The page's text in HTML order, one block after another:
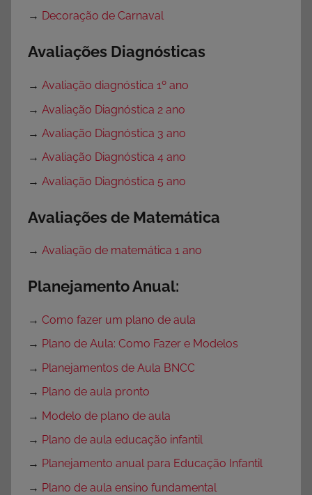
→ Decoração de Carnaval
Avaliações Diagnósticas
→ Avaliação diagnóstica 1º ano
→ Avaliação Diagnóstica 2 ano
→ Avaliação Diagnóstica 3 ano
→ Avaliação Diagnóstica 4 ano
→ Avaliação Diagnóstica 5 ano
Avaliações de Matemática
→ Avaliação de matemática 1 ano
Planejamento Anual:
→ Como fazer um plano de aula
→ Plano de Aula: Como Fazer e Modelos
→ Planejamentos de Aula BNCC
→ Plano de aula pronto
→ Modelo de plano de aula
→ Plano de aula educação infantil
→ Planejamento anual para Educação Infantil
→ Plano de aula ensino fundamental